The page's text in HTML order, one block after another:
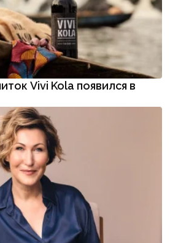
Vivi Kola появился в